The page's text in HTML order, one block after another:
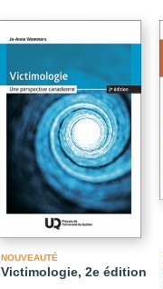
NOUVEAUTÉ
Victimologie, 2e édition